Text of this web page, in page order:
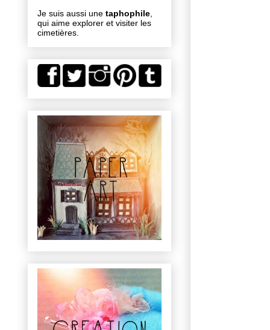
Je suis aussi une taphophile
qui aime explorer et visiter les
cimetières.